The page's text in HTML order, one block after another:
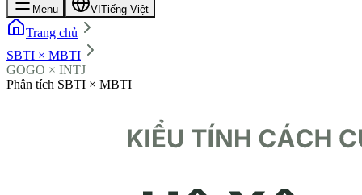
Menu VI Tiếng Việt
Trang chủ
SBTI × MBTI
GOGO × INTJ
Phân tích SBTI × MBTI